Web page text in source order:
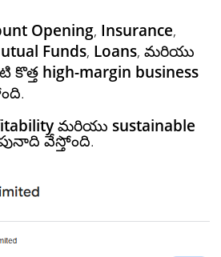
Opening, Insurance,
Funds, Loans, మరియు
కొత్త high-margin business
మరియు sustainable
వేస్తోంది.